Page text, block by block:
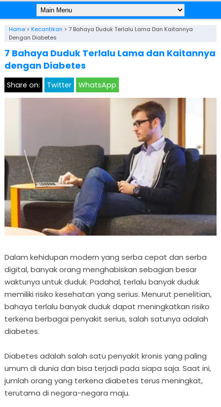
Home> Kecantikan > 7 Bahaya Duduk Terlalu Lama Dan Kaitannya
Dengan Diabetes
7 Bahaya Duduk Terlalu Lama dan Kaitannya
dengan Diabetes
Share on: Twitter WhatsApp
Dalam kehidupan modern yang serba cepat dan serba
digital, banyak orang menghabiskan sebagian besar
waktunya untuk duduk. Padahal, terlalu banyak duduk
memiliki risiko kesehatan yang serius. Menurut penelitian,
bahaya terlalu banyak duduk dapat meningkatkan risiko
terkena berbagai penyakit serius, salah satunya adalah
diabetes.
Diabetes adalah salah satu penyakit kronis yang paling
umum di dunia dan bisa terjadi pada siapa saja. Saat ini,
jumlah orang yang terkena diabetes terus meningkat,
terutama di negara-negara maju.